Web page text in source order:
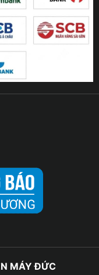
MÁY ĐỨC